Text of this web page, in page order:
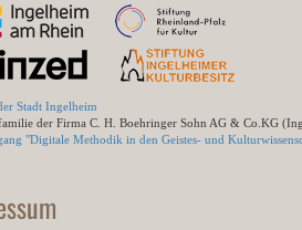
Stadt Ingelheim
der Firma C. H. Boehringer Sohn AG & Co.KG
"Digitale Methodik in den Geistes- und